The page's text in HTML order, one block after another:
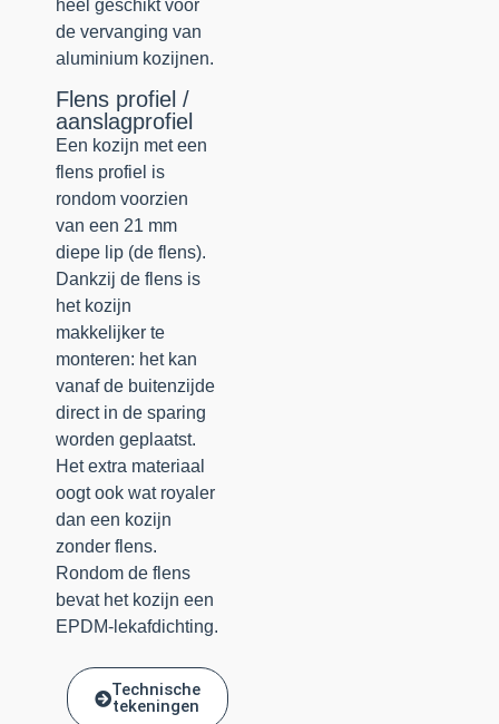
heel geschikt voor
de vervanging van
aluminium kozijnen.
Flens profiel /
aanslagprofiel
Een kozijn met een
flens profiel is
rondom voorzien
van een 21 mm
diepe lip (de flens).
Dankzij de flens is
het kozijn
makkelijker te
monteren: het kan
vanaf de buitenzijde
direct in de sparing
worden geplaatst.
Het extra materiaal
oogt ook wat royaler
dan een kozijn
zonder flens.
Rondom de flens
bevat het kozijn een
EPDM-lekafdichting.
Technische
tekeningen